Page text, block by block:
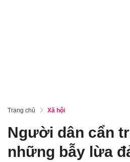
Trang chủ Xã hội
Người dân cẩn
những bẫy lừa